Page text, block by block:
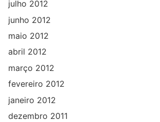
julho 2012
junho 2012
maio 2012
abril 2012
março 2012
fevereiro 2012
janeiro 2012
dezembro 2011